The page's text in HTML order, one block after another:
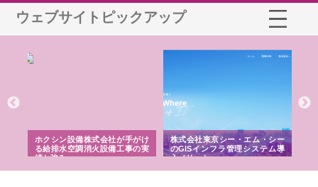
ウェブサイトピックアップ
ホクシン設備株式会社が手がけ
る給排水空調消火設備工事の実
績と強み
株式会社東京シー・エム・シー
のGISインフラ管理システム導
入メリット